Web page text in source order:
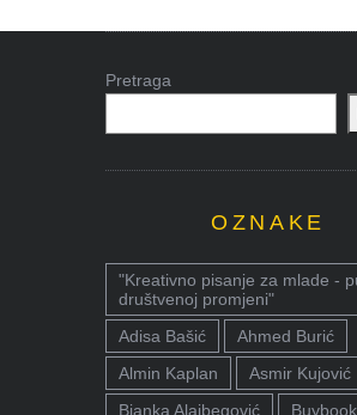
Pretraga
OZNAKE
"Kreativno pisanje za mlade -
društvenoj promjeni"
Adisa Bašić
Ahmed Burić
Almin Kaplan
Asmir Kujović
Bjanka Alajbegović
Buybook